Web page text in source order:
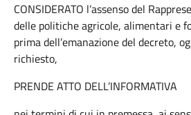
CONSIDERATO l’assenso del
delle politiche agricole, alimentari e
prima dell’emanazione del decreto,
richiesto,
PRENDE ATTO DELL’INFORMATIVA